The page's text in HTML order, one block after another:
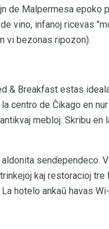
de Malpermesa epoko
vino, infanoj ricevas
vi bezonas ripozon).
& Breakfast estas
centro de Ĉikago en
mebloj. Skribu en
sendependeco.
kaj restoracioj tre
hotelo ankaŭ havas